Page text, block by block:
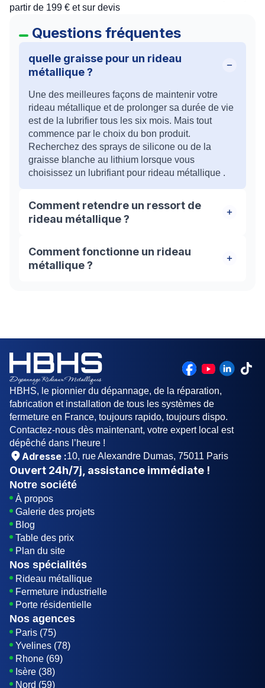
partir de 199 € et sur devis
Questions fréquentes
quelle graisse pour un rideau
métallique ?
Une des meilleures façons de maintenir votre
rideau métallique et de prolonger sa durée de vie
est de la lubrifier tous les six mois. Mais tout
commence par le choix du bon produit.
Recherchez des sprays de silicone ou de la
graisse blanche au lithium lorsque vous
choisissez un lubrifiant pour rideau métallique .
Comment retendre un ressort de
rideau métallique ?
Pour tendre ou retendre le volet, il faut faire
pivoter l’axe dans le sens de la descente de la
grille. En effectuant ce mouvement, vous allez
Comment fonctionne un rideau
métallique ?
HBHS, le pionnier du dépannage, de la réparation,
fabrication et installation de tous les systèmes de
fermeture en France, toujours rapido, toujours dispo.
Contactez-nous dès maintenant, votre expert local est
dépêché dans l’heure !
Adresse :10, rue Alexandre Dumas, 75011 Paris
Ouvert 24h/7j , assistance immédiate !
Notre société
À propos
Galerie des projets
Blog
Table des prix
Plan du site
Nos spécialités
Rideau métallique
Fermeture industrielle
Porte résidentielle
Nos agences
Paris (75)
Yvelines (78)
Rhone (69)
Isère (38)
Nord (59)